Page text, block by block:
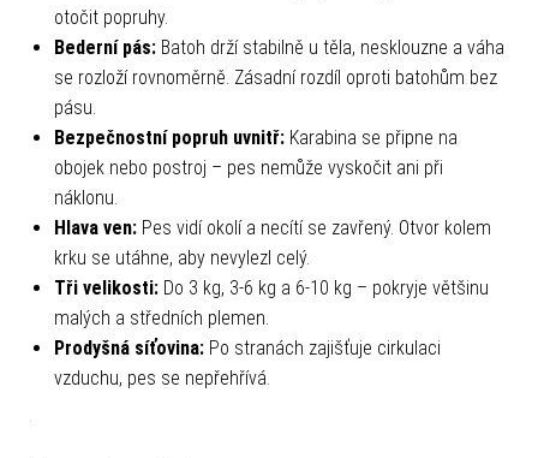
otočit popruhy.
Bederní pás: Batoh drží stabilně u těla, nesklouzne a váha
se rozloží rovnoměrně. Zásadní rozdíl oproti batohům bez
pásu.
Bezpečnostní popruh uvnitř: Karabina se připne na
obojek nebo postroj – pes nemůže vyskočit ani při
náklonu.
Hlava ven: Pes vidí okolí a necítí se zavřený. Otvor kolem
krku se utáhne, aby nevylezl celý.
Tři velikosti: Do 3 kg, 3-6 kg a 6-10 kg – pokryje většinu
malých a středních plemen.
Prodyšná síťovina: Po stranách zajišťuje cirkulaci
vzduchu, pes se nepřehřívá.